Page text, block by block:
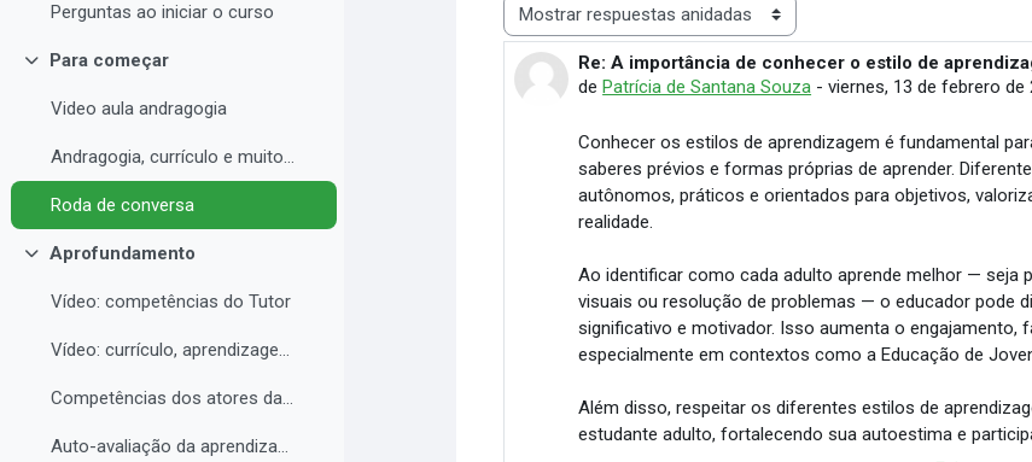
Perguntas ao iniciar o curso
Colapsar
Para começar
Video aula andragogia
Andragogia, currículo e muito mais
Roda de conversa
Colapsar
Aprofundamento
Vídeo: competências do Tutor
Vídeo: currículo, aprendizagem e docência para EAD
Competências dos atores da educação a distância professor, tutor e aluno
Auto-avaliação da aprendizagem
Mostrar modo
Re: A importância de conhecer o estilo de
dePatrícia de Santana Souza -viernes, 13 de febrero de
Número de respuestas: 0
Conhecer os estilos de aprendizagem é fundamental
saberes prévios e formas próprias de aprender.
autônomos, práticos e orientados para objetivos,
realidade.
Ao identificar como cada adulto aprende melhor — seja
visuais ou resolução de problemas — o educador pode
significativo e motivador. Isso aumenta o engajamento,
especialmente em contextos como a Educação de
Além disso, respeitar os diferentes estilos de
estudante adulto, fortalecendo sua autoestima e